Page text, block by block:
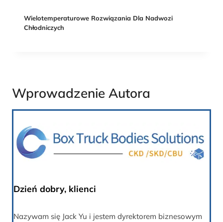
Wielotemperaturowe Rozwiązania Dla Nadwozi
Chłodniczych
Wprowadzenie Autora
Dzień dobry, klienci
Nazywam się Jack Yu i jestem dyrektorem biznesowym